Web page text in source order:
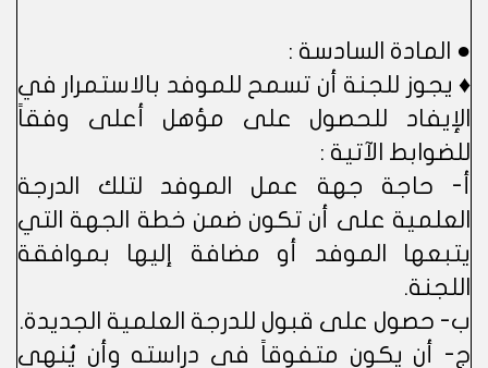
● المادة السادسة :
♦ يجوز للجنة أن تسمح للموفد بالاستمرار في
الإيفاد للحصول على مؤهل أعلى وفقاً
للضوابط الآتية :
أ- حاجة جهة عمل الموفد لتلك الدرجة
العلمية على أن تكون ضمن خطة الجهة التي
يتبعها الموفد أو مضافة إليها بموافقة
اللجنة.
ب- حصول على قبول للدرجة العلمية الجديدة.
ج- أن يكون متفوقاً في دراسته وأن يُنهي